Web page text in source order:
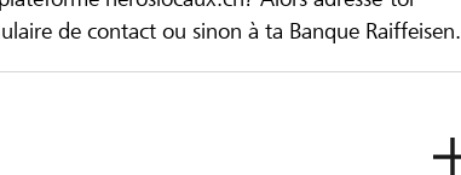
de contact ou sinon à ta Banque Raiffeisen.